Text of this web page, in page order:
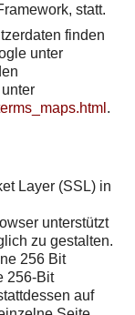
statt.
finden
unter
.
Layer (SSL) in
unterstützt
zu gestalten.
256 Bit
256-Bit
auf